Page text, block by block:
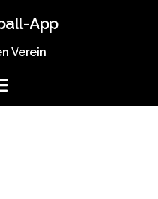
App
Verein